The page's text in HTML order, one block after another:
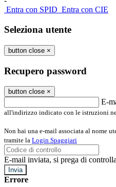
Entra con SPID Entra con CIE
Seleziona utente
button close ×
Recupero password
button close ×
E-
all'indirizzo indicato con le istruzioni
Non hai una e-mail associata al nome
tramite la Login Spaggiari
E-mail inviata, si prega di
Errore